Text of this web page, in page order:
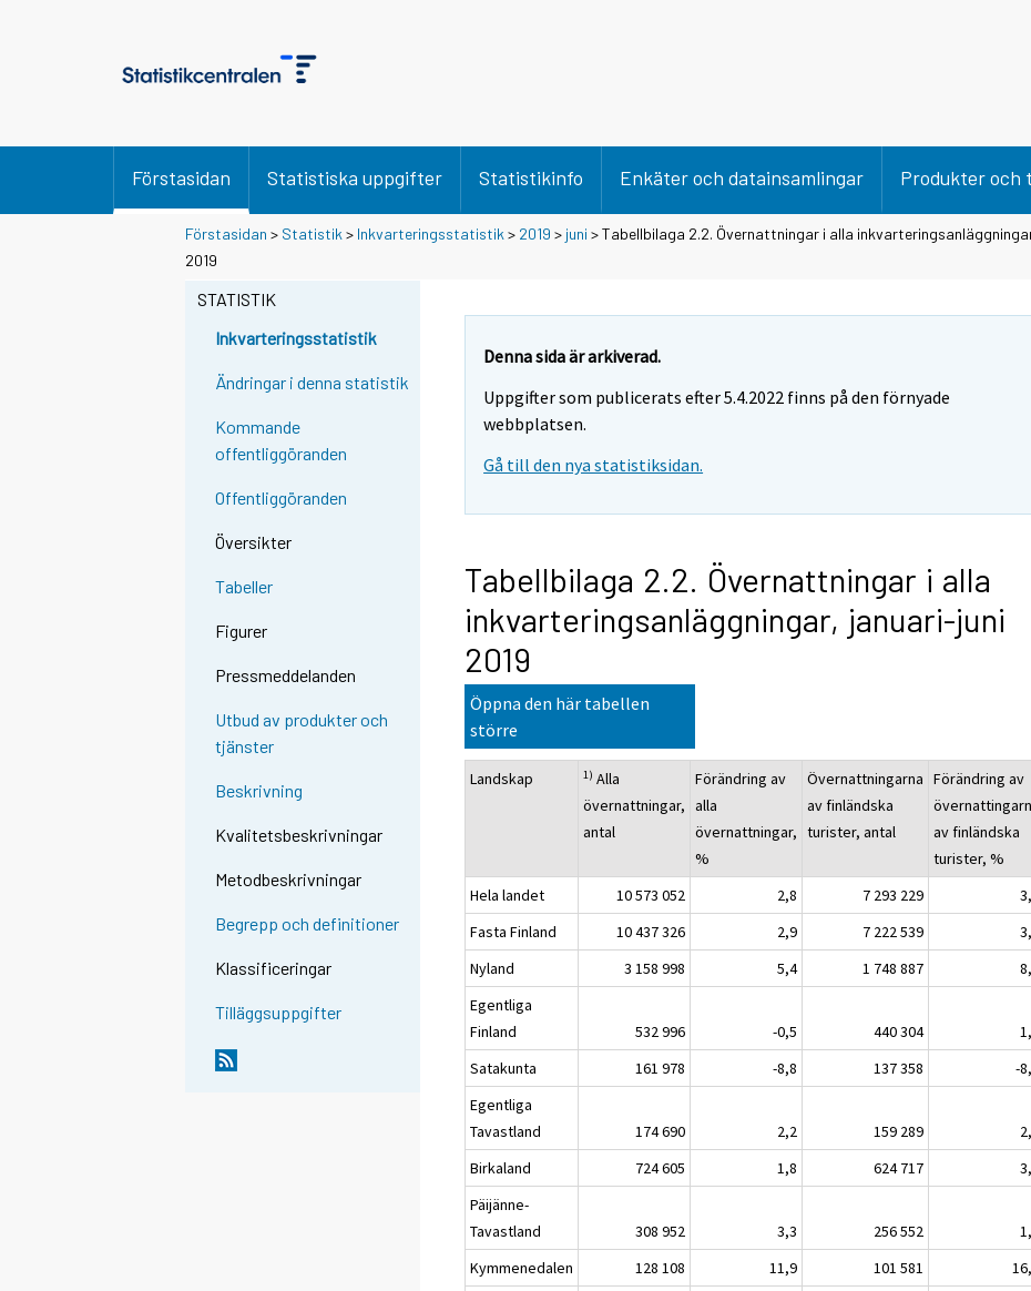
Förstasidan Statistiska uppgifter Statistikinfo Enkäter och datainsamlingar Produkter och
Förstasidan > Statistik > Inkvarteringsstatistik > 2019 > juni > Tabellbilaga 2.2. Övernattningar i alla
2019
STATISTIK
Inkvarteringsstatistik
Ändringar i denna statistik
Kommande
offentliggöranden
Offentliggöranden
Översikter
Tabeller
Figurer
Pressmeddelanden
Utbud av produkter och
tjänster
Beskrivning
Kvalitetsbeskrivningar
Metodbeskrivningar
Begrepp och definitioner
Klassificeringar
Tilläggsuppgifter
Denna sida är arkiverad.
Uppgifter som publicerats efter 5.4.2022 finns på den förnyade
webbplatsen.
Gå till den nya statistiksidan.
Tabellbilaga 2.2. Övernattningar i alla
inkvarteringsanläggningar, januari-juni
2019
Öppna den här tabellen
större
Landskap 1) Alla
övernattningar,
antal
Förändring av
alla
övernattningar,
%
Övernattningarna
av finländska
turister, antal
Förändring av
av finländska
turister, %
Hela landet
10 573 052 2,8 7 293 229
Fasta Finland
10 437 326 2,9 7 222 539
Nyland
3 158 998 5,4 1 748 887
Egentliga
Finland
532 996 -0,5 440 304
Satakunta
161 978 -8,8 137 358 -
Egentliga
Tavastland
174 690 2,2 159 289
Birkaland
724 605 1,8 624 717
Päijänne-
Tavastland
308 952 3,3 256 552
Kymmenedalen
128 108 11,9 101 581